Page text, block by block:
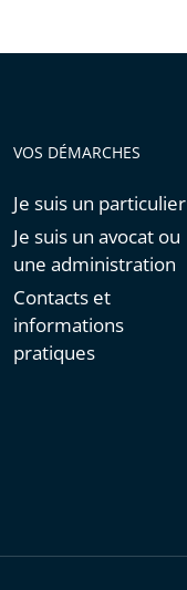
VOS DÉMARCHES
Je suis un particulier
Je suis un avocat ou
une administration
Contacts et
informations
pratiques